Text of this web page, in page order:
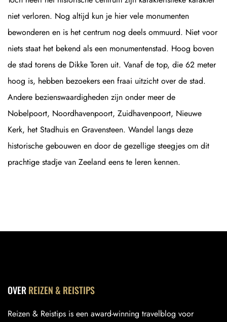
niet verloren. Nog altijd kun je hier vele monumenten
bewonderen en is het centrum nog deels ommuurd. Niet voor
niets staat het bekend als een monumentenstad. Hoog boven
de stad torens de Dikke Toren uit. Vanaf de top, die 62 meter
hoog is, hebben bezoekers een fraai uitzicht over de stad.
Andere bezienswaardigheden zijn onder meer de
Nobelpoort, Noordhavenpoort, Zuidhavenpoort, Nieuwe
Kerk, het Stadhuis en Gravensteen. Wandel langs deze
historische gebouwen en door de gezellige steegjes om dit
prachtige stadje van Zeeland eens te leren kennen.
OVERREIZEN & REISTIPS
Reizen & Reistips is een award-winning travelblog voor